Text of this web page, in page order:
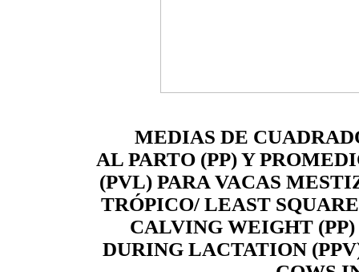
MEDIAS DE
AL PARTO (PP) Y
(PVL) PARA VACAS
TRÓPICO/ LEAST
CALVING WEIGHT
DURING LACTATION